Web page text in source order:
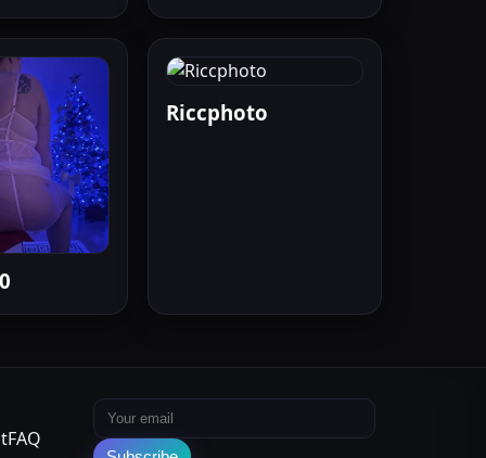
Riccphoto
FAQ
Email address